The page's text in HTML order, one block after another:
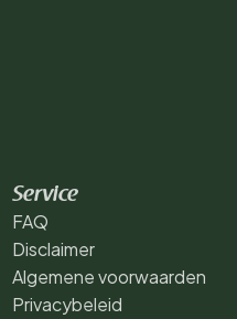
Service
FAQ
Disclaimer
Algemene voorwaarden
Privacybeleid